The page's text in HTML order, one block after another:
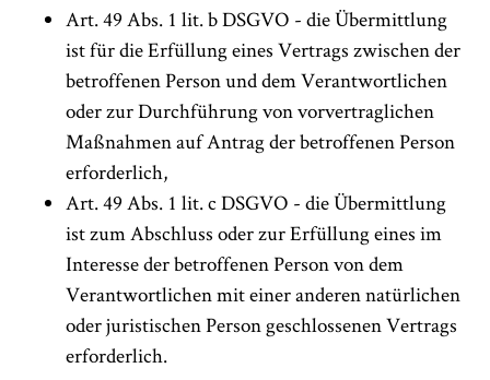
Art. 49 Abs. 1 lit. b DSGVO - die Übermittlung
ist für die Erfüllung eines Vertrags zwischen der
betroffenen Person und dem Verantwortlichen
oder zur Durchführung von vorvertraglichen
Maßnahmen auf Antrag der betroffenen Person
erforderlich,
Art. 49 Abs. 1 lit. c DSGVO - die Übermittlung
ist zum Abschluss oder zur Erfüllung eines im
Interesse der betroffenen Person von dem
Verantwortlichen mit einer anderen natürlichen
oder juristischen Person geschlossenen Vertrags
erforderlich.